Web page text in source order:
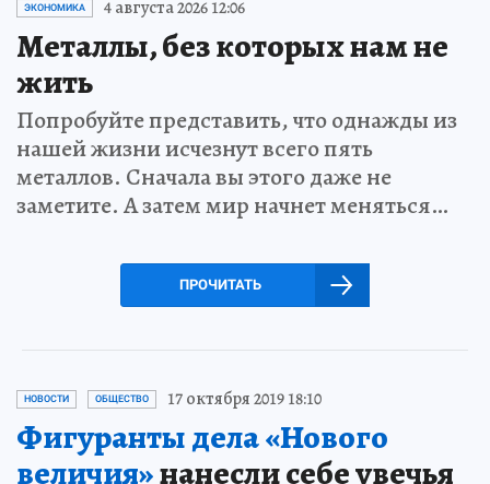
ЭКОНОМИКА 4 августа 2026 12:06
Металлы, без которых нам не
жить
Попробуйте представить, что однажды из
нашей жизни исчезнут всего пять
металлов. Сначала вы этого даже не
заметите. А затем мир начнет меняться…
ПРОЧИТАТЬ
НОВОСТИ ОБЩЕСТВО 17 октября 2019 18:10
Фигуранты дела «Нового
величия»нанесли себе увечья